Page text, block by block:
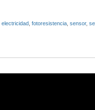
electricidad fotoresistencia sensor,